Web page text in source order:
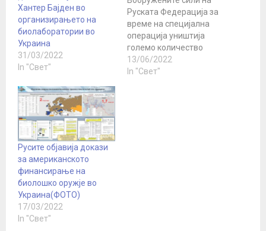
Хантер Бajден во
организирањето на
биолаборатории во
Украина
31/03/2022
In "Свет"
Руската Федерација за
време на специјална
операција уништија
големо количество
оружје и воена опрема
испорачана од САД и
13/06/2022
In "Свет"
Русите објавија докази
за американското
финансирање на
биолошко оружје во
Украина(ФОТО)
17/03/2022
In "Свет"